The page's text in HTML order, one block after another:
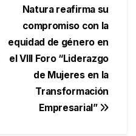
Natura reafirma su
compromiso con la
equidad de género en
el VIII Foro “Liderazgo
de Mujeres en la
Transformación
Empresarial”